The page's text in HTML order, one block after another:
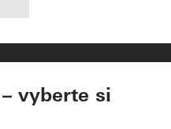
vyberte si